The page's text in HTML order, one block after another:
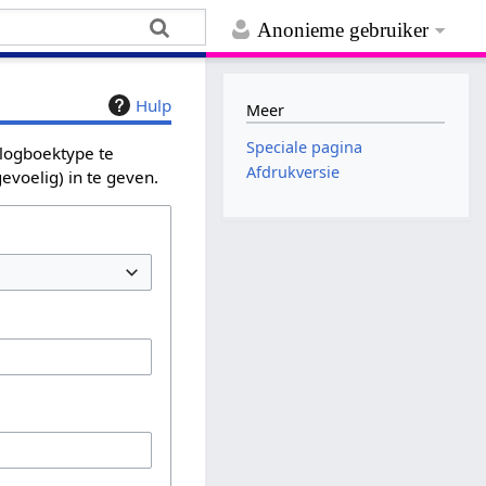
Anonieme gebruiker
Hulp
te
in te geven.
Meer
Speciale pagina
Afdrukversie